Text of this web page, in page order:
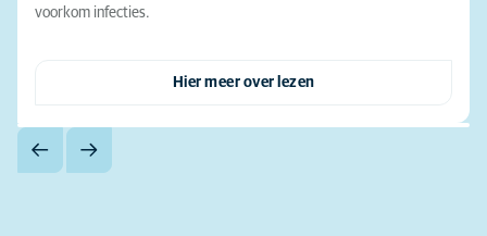
voorkom infecties.
Hier meer over lezen